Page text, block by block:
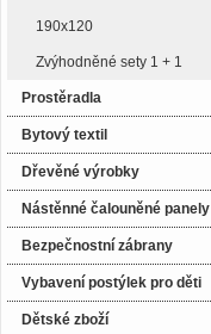
190x120
Zvýhodněné sety 1 + 1
Prostěradla
Bytový textil
Dřevěné výrobky
Nástěnné čalouněné panely
Bezpečnostní zábrany
Vybavení postýlek pro děti
Dětské zboží